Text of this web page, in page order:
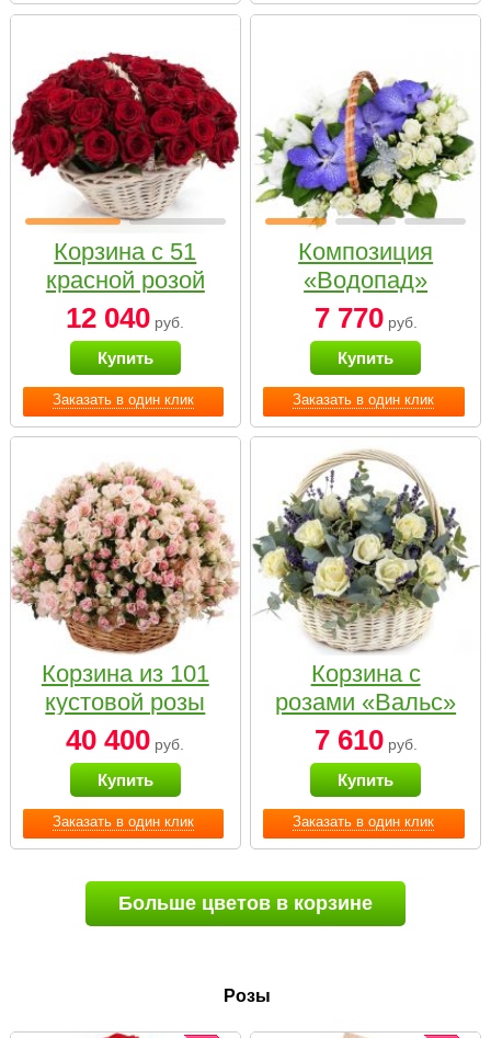
Заказать в один клик
Корзина с 51
красной розой
12 040 руб.
Купить
Заказать в один клик
Композиция
«Водопад»
7 770руб.
Купить
Заказать в один клик
Корзина из 101
кустовой розы
нежных тонов
40 400 руб.
Купить
Заказать в один клик
Корзина с
розами «Вальс»
7 610руб.
Купить
Больше цветов в корзине
Розы